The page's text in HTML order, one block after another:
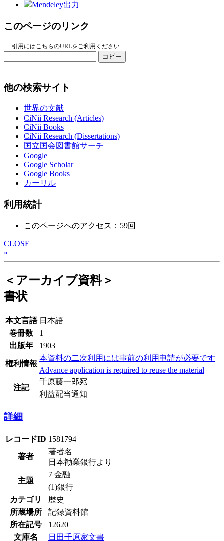
Mendeley出力
このページのリンク
引用にはこちらのURLをご利用ください
コピー
他の検索サイト
世界の文献
CiNii Research (Articles)
CiNii Books
CiNii Research (Dissertations)
国立国会図書館サーチ
Google
Google Scholar
Google Books
カーリル
利用統計
このページへのアクセス：59回
CLOSE
»
＜アーカイブ資料＞
書状
本文言語 日本語
巻冊数
1
出版年
1903
権利情報
本資料の二次利用には事前の利用申請が必要です
Advance application is required to reuse the material
注記
千原藤一郎宛
利益配当通知
詳細
レコードID 1581794
著者
著者名
日本勧業銀行より
主題
7 金融
(1)銀行
カテゴリ
歴史
所蔵場所
記録資料館
所在記号
12620
文庫名
日田千原家文書